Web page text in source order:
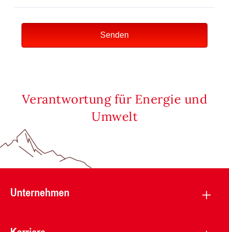
Verantwortung für Energie und
Umwelt
Unternehmen